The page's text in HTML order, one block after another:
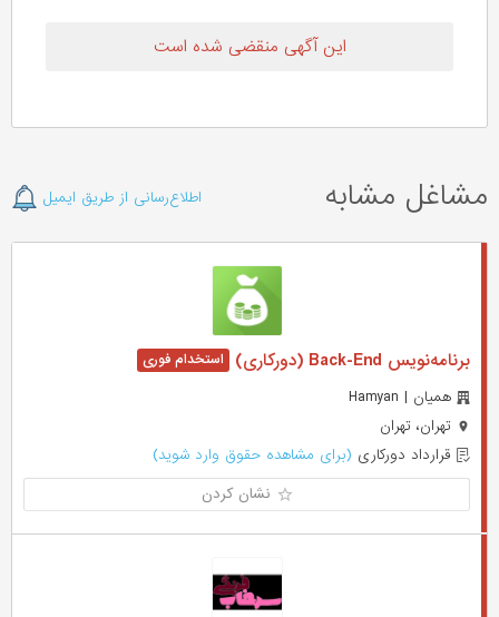
این آگهی منقضی شده است
مشاغل مشابه اطلاع‌رسانی از طریق ایمیل
برنامه‌نویس Back-End (دورکاری)
همیان | Hamyan
تهران، تهران
قرارداد دورکاری (برای مشاهده حقوق وارد شوید)
نشان کردن